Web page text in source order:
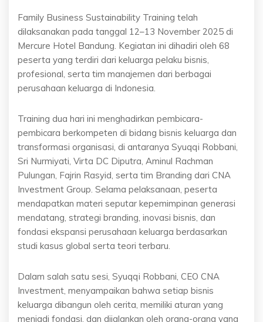
Family Business Sustainability Training telah
dilaksanakan pada tanggal 12–13 November 2025 di
Mercure Hotel Bandung. Kegiatan ini dihadiri oleh 68
peserta yang terdiri dari keluarga pelaku bisnis,
profesional, serta tim manajemen dari berbagai
perusahaan keluarga di Indonesia.
Training dua hari ini menghadirkan pembicara-
pembicara berkompeten di bidang bisnis keluarga dan
transformasi organisasi, di antaranya Syuqqi Robbani,
Sri Nurmiyati, Virta DC Diputra, Aminul Rachman
Pulungan, Fajrin Rasyid, serta tim Branding dari CNA
Investment Group. Selama pelaksanaan, peserta
mendapatkan materi seputar kepemimpinan generasi
mendatang, strategi branding, inovasi bisnis, dan
fondasi ekspansi perusahaan keluarga berdasarkan
studi kasus global serta teori terbaru.
Dalam salah satu sesi, Syuqqi Robbani, CEO CNA
Investment, menyampaikan bahwa setiap bisnis
keluarga dibangun oleh cerita, memiliki aturan yang
menjadi fondasi, dan dijalankan oleh orang-orang yang